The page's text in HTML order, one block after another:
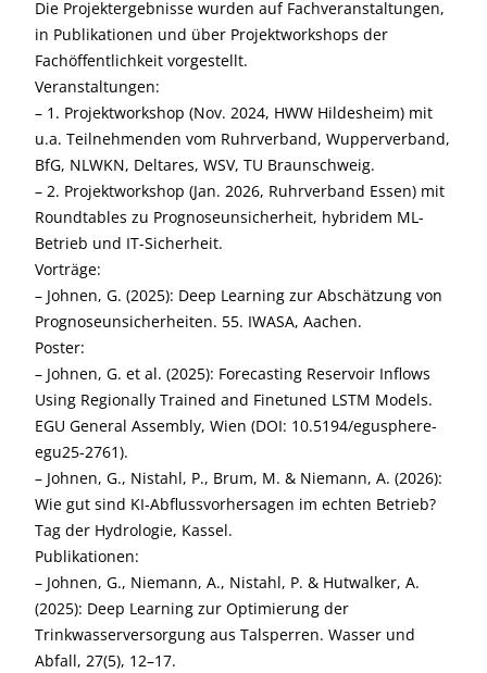
Die Projektergebnisse wurden auf Fachveranstaltungen,
in Publikationen und über Projektworkshops der
Fachöffentlichkeit vorgestellt.
Veranstaltungen:
– 1. Projektworkshop (Nov. 2024, HWW Hildesheim) mit
u.a. Teilnehmenden vom Ruhrverband, Wupperverband,
BfG, NLWKN, Deltares, WSV, TU Braunschweig.
– 2. Projektworkshop (Jan. 2026, Ruhrverband Essen) mit
Roundtables zu Prognoseunsicherheit, hybridem ML-
Betrieb und IT-Sicherheit.
Vorträge:
– Johnen, G. (2025): Deep Learning zur Abschätzung von
Prognoseunsicherheiten. 55. IWASA, Aachen.
Poster:
– Johnen, G. et al. (2025): Forecasting Reservoir Inflows
Using Regionally Trained and Finetuned LSTM Models.
EGU General Assembly, Wien (DOI: 10.5194/egusphere-
egu25-2761).
– Johnen, G., Nistahl, P., Brum, M. & Niemann, A. (2026):
Wie gut sind KI-Abflussvorhersagen im echten Betrieb?
Tag der Hydrologie, Kassel.
Publikationen:
– Johnen, G., Niemann, A., Nistahl, P. & Hutwalker, A.
(2025): Deep Learning zur Optimierung der
Trinkwasserversorgung aus Talsperren. Wasser und
Abfall, 27(5), 12–17.